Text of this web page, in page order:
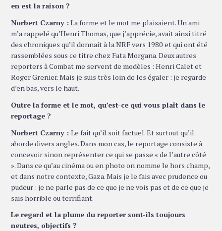
en est la raison ?
Norbert Czarny : La forme et le mot me plaisaient. Un ami
m’a rappelé qu’Henri Thomas, que j’apprécie, avait ainsi titré
des chroniques qu’il donnait à la NRF vers 1980 et qui ont été
rassemblées sous ce titre chez Fata Morgana. Deux autres
reporters à Combat me servent de modèles : Henri Calet et
Roger Grenier. Mais je suis très loin de les égaler : je regarde
d’en bas, vers le haut.
Outre la forme et le mot, qu’est-ce qui vous plaît dans le
reportage ?
Norbert Czarny : Le fait qu’il soit factuel. Et surtout qu’il
aborde divers angles. Dans mon cas, le reportage consiste à
concevoir sinon représenter ce qui se passe « de l’autre côté
». Dans ce qu’au cinéma ou en photo on nomme le hors champ,
et dans notre contexte, Gaza. Mais je le fais avec prudence ou
pudeur : je ne parle pas de ce que je ne vois pas et de ce que je
sais horrible ou terrifiant.
Le regard et la plume du reporter sont-ils toujours
neutres, objectifs ?